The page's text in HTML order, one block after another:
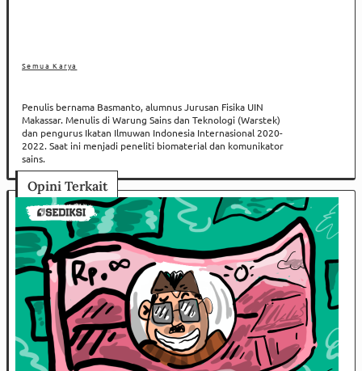
Semua Karya
Penulis bernama Basmanto, alumnus Jurusan Fisika UIN
Makassar. Menulis di Warung Sains dan Teknologi (Warstek)
dan pengurus Ikatan Ilmuwan Indonesia Internasional 2020-
2022. Saat ini menjadi peneliti biomaterial dan komunikator
sains.
Opini Terkait